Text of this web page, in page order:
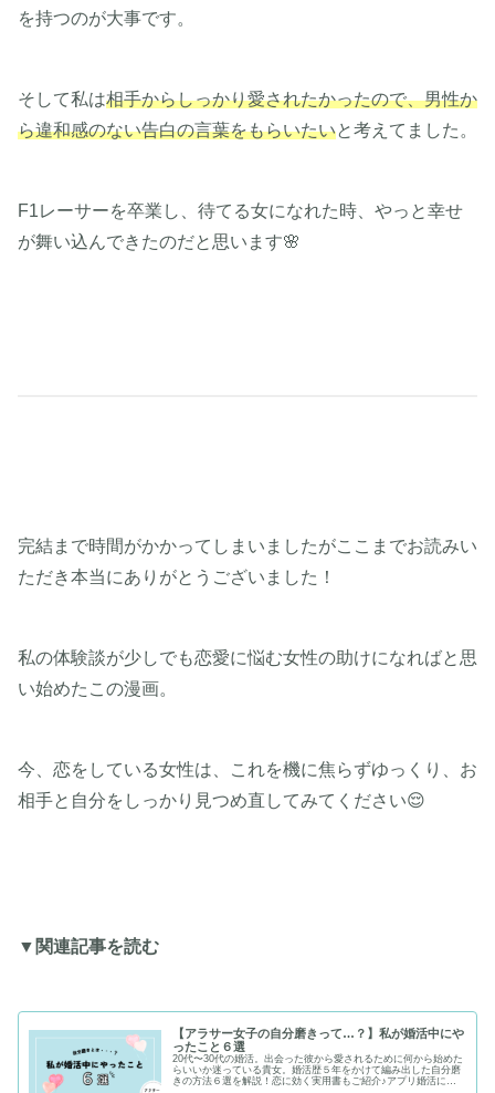
を持つのが大事です。
そして私は相手からしっかり愛されたかったので、男性か
ら違和感のない告白の言葉をもらいたいと考えてました。
F1レーサーを卒業し、待てる女になれた時、やっと幸せ
が舞い込んできたのだと思います🌸
完結まで時間がかかってしまいましたがここまでお読みい
ただき本当にありがとうございました！
私の体験談が少しでも恋愛に悩む女性の助けになればと思
い始めたこの漫画。
今、恋をしている女性は、これを機に焦らずゆっくり、お
相手と自分をしっかり見つめ直してみてください😌
▼関連記事を読む
【アラサー女子の自分磨きって…？】私が婚活中にや
ったこと６選
20代〜30代の婚活。出会った彼から愛されるために何から始めた
らいいか迷っている貴女。婚活歴５年をかけて編み出した自分磨
きの方法６選を解説！恋に効く実用書もご紹介♪アプリ婚活に希